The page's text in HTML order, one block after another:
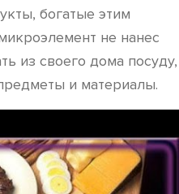
богатые этим
не нанес
из своего дома посуду,
и материалы.